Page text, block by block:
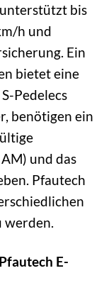
bis
h und
Ein
bietet eine
Pedelecs
benötigen ein
und das
Pfautech
werden.
E-